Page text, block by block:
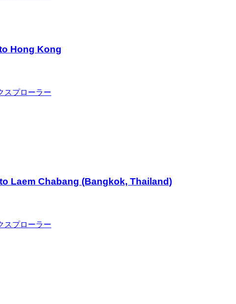
Hong Kong
スプローラー
Laem Chabang (Bangkok, Thailand)
スプローラー